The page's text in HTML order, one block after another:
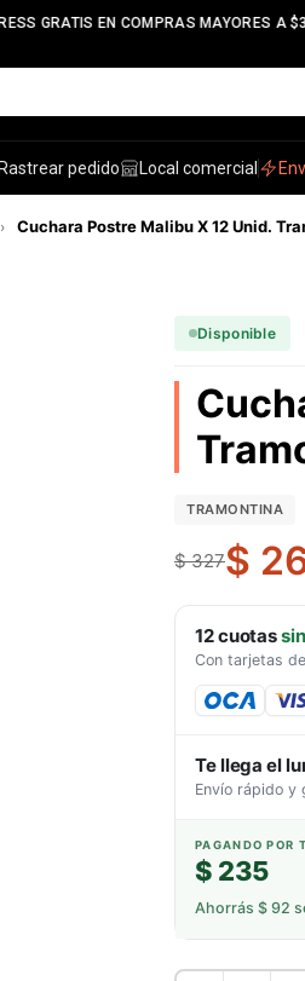
GRATIS EN COMPRAS MAYORES A
Rastrear pedido Local comercial
› Cuchara Postre Malibu X 12 Unid.
Disponible
TRAMONTINA
$ 327$
12cuotas
Con tarjetas
Te llega el
Envío rápido y
PAGANDO POR
$ 235
Ahorrás $ 92